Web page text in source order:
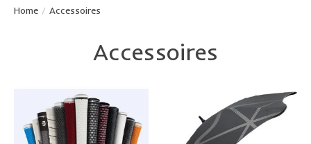
Home / Accessoires
Accessoires